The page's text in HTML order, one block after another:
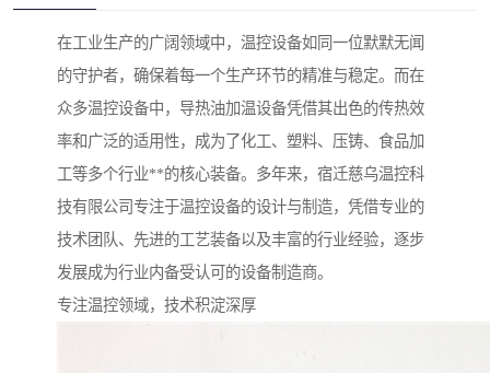
在工业生产的广阔领域中，温控设备如同一位默默无闻
的守护者，确保着每一个生产环节的精准与稳定。而在
众多温控设备中，导热油加温设备凭借其出色的传热效
率和广泛的适用性，成为了化工、塑料、压铸、食品加
工等多个行业**的核心装备。多年来，宿迁慈乌温控科
技有限公司专注于温控设备的设计与制造，凭借专业的
技术团队、先进的工艺装备以及丰富的行业经验，逐步
发展成为行业内备受认可的设备制造商。
专注温控领域，技术积淀深厚